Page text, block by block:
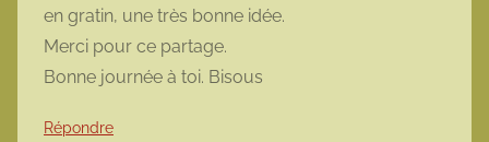
en gratin, une très bonne idée.
Merci pour ce partage.
Bonne journée à toi. Bisous
Répondre